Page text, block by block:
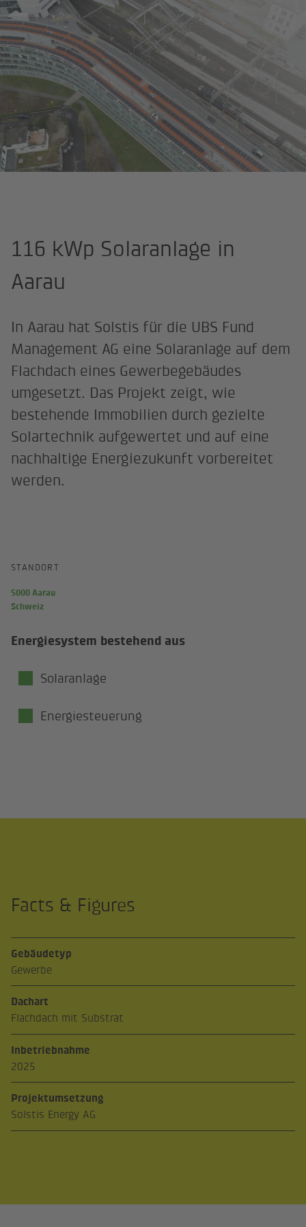
116 kWp Solaranlage in
Aarau
In Aarau hat Solstis für die UBS Fund
Management AG eine Solaranlage auf dem
Flachdach eines Gewerbegebäudes
umgesetzt. Das Projekt zeigt, wie
bestehende Immobilien durch gezielte
Solartechnik aufgewertet und auf eine
nachhaltige Energiezukunft vorbereitet
werden.
STANDORT
5000 Aarau
Schweiz
Energiesystem bestehend aus
Solaranlage
Energiesteuerung
Facts & Figures
Gebäudetyp
Gewerbe
Dachart
Flachdach mit Substrat
Inbetriebnahme
2025
Projektumsetzung
Solstis Energy AG